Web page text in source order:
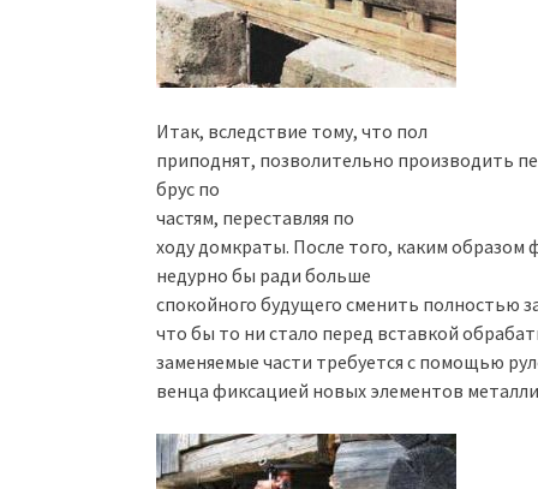
Итак, вследствие тому, что пол
приподнят, позволительно производить
брус по
частям, переставляя по
ходу домкраты. После того, каким
недурно бы ради больше
спокойного будущего сменить полностью
что бы то ни стало перед вставкой
заменяемые части требуется с помощью
венца фиксацией новых элементов